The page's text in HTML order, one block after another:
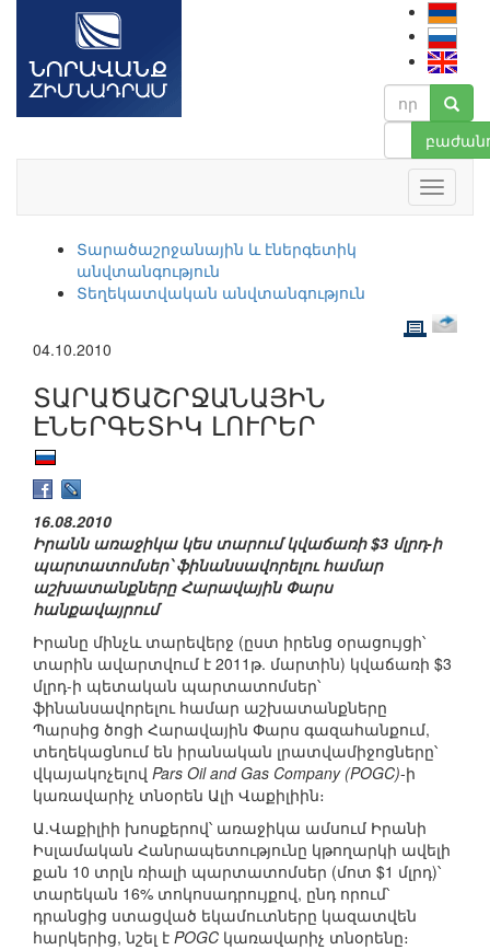
Տարածաշրջանային և էներգետիկ
անվտանգություն
Տեղեկատվական անվտանգություն
04.10.2010
ՏԱՐԱԾԱՇՐՋԱՆԱՅԻՆ
ԷՆԵՐԳԵՏԻԿ ԼՈՒՐԵՐ
16.08.2010
Իրանն առաջիկա կես տարում կվաճառի $3 մլրդ-ի
պարտատոմսեր՝ ֆինանսավորելու համար
աշխատանքները Հարավային Փարս
հանքավայրում
Իրանը մինչև տարեվերջ (ըստ իրենց օրացույցի՝
տարին ավարտվում է 2011թ. մարտին) կվաճառի $3
մլրդ-ի պետական պարտատոմսեր՝
ֆինանսավորելու համար աշխատանքները
Պարսից ծոցի Հարավային Փարս գազահանքում,
տեղեկացնում են իրանական լրատվամիջոցները՝
վկայակոչելով Pars Oil and Gas Company (POGC)-ի
կառավարիչ տնօրեն Ալի Վաքիլիին։
Ա.Վաքիլիի խոսքերով՝ առաջիկա ամսում Իրանի
Իսլամական Հանրապետությունը կթողարկի ավելի
քան 10 տրլն ռիալի պարտատոմսեր (մոտ $1 մլրդ)՝
տարեկան 16% տոկոսադրույքով, ընդ որում՝
դրանցից ստացված եկամուտները կազատվեն
հարկերից, նշել է POGC կառավարիչ տնօրենը։